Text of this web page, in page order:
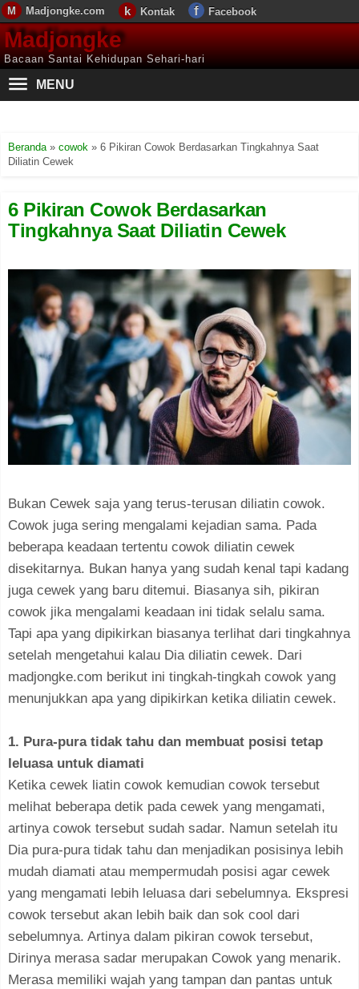
Madjongke.com Kontak Facebook
Madjongke
Bacaan Santai Kehidupan Sehari-hari
MENU
Beranda» cowok » 6 Pikiran Cowok Berdasarkan Tingkahnya Saat
Diliatin Cewek
6 Pikiran Cowok Berdasarkan
Tingkahnya Saat Diliatin Cewek
Bukan Cewek saja yang terus-terusan diliatin cowok.
Cowok juga sering mengalami kejadian sama. Pada
beberapa keadaan tertentu cowok diliatin cewek
disekitarnya. Bukan hanya yang sudah kenal tapi kadang
juga cewek yang baru ditemui. Biasanya sih, pikiran
cowok jika mengalami keadaan ini tidak selalu sama.
Tapi apa yang dipikirkan biasanya terlihat dari tingkahnya
setelah mengetahui kalau Dia diliatin cewek. Dari
madjongke.com berikut ini tingkah-tingkah cowok yang
menunjukkan apa yang dipikirkan ketika diliatin cewek.
1. Pura-pura tidak tahu dan membuat posisi tetap
leluasa untuk diamati
Ketika cewek liatin cowok kemudian cowok tersebut
melihat beberapa detik pada cewek yang mengamati,
artinya cowok tersebut sudah sadar. Namun setelah itu
Dia pura-pura tidak tahu dan menjadikan posisinya lebih
mudah diamati atau mempermudah posisi agar cewek
yang mengamati lebih leluasa dari sebelumnya. Ekspresi
cowok tersebut akan lebih baik dan sok cool dari
sebelumnya. Artinya dalam pikiran cowok tersebut,
Dirinya merasa sadar merupakan Cowok yang menarik.
Merasa memiliki wajah yang tampan dan pantas untuk